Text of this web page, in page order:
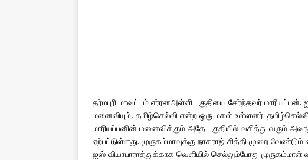
தர்மபுரி மாவட்டம் எர்ரனஅள்ளி பகுதியை சேர்ந்தவர்
மனைவியும், தமிழ்செல்வி என்ற ஒரு மகள் உள்ளனர். தமிழ்செல்வி
மாரியப்பனின் மனைவிக்கும் அதே பகுதியில் வசித்து வரும்
ஏற்பட்டுள்ளது. முருகம்மாவுக்கு நாகராஜ் சித்தி முறை
ஐஸ் வியாபாராத்துக்காக வெளியில் செல்லும்போது